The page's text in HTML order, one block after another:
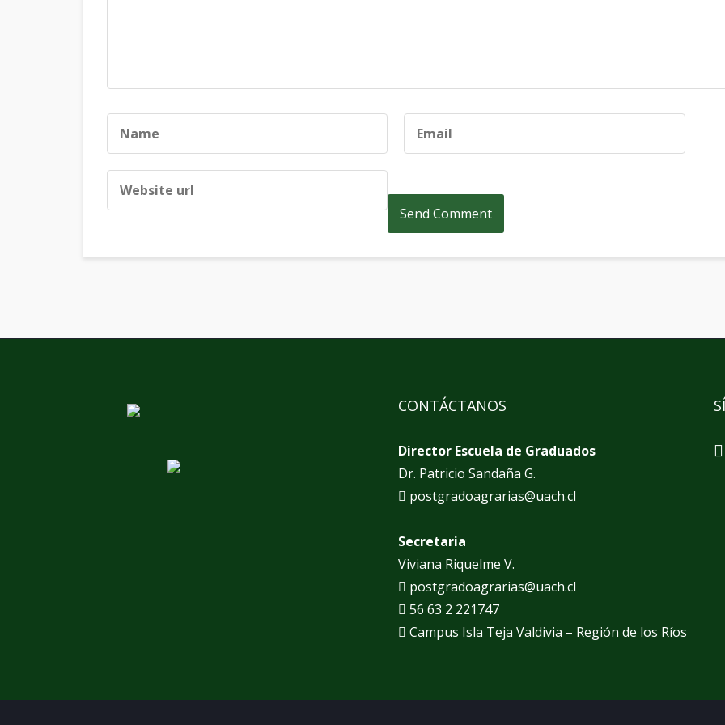
CONTÁCTANOS
Director Escuela de Graduados
Dr. Patricio Sandaña G.
postgradoagrarias@uach.cl
Secretaria
Viviana Riquelme V.
postgradoagrarias@uach.cl
56 63 2 221747
Campus Isla Teja Valdivia – Región de los Ríos